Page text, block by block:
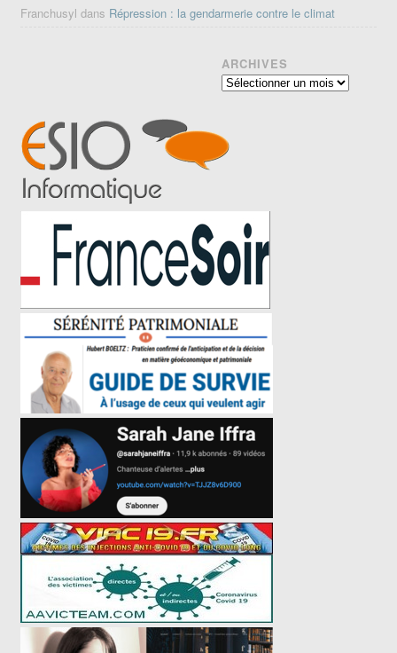
Franchusyl dans Répression : la gendarmerie contre le climat
ARCHIVES
Archives